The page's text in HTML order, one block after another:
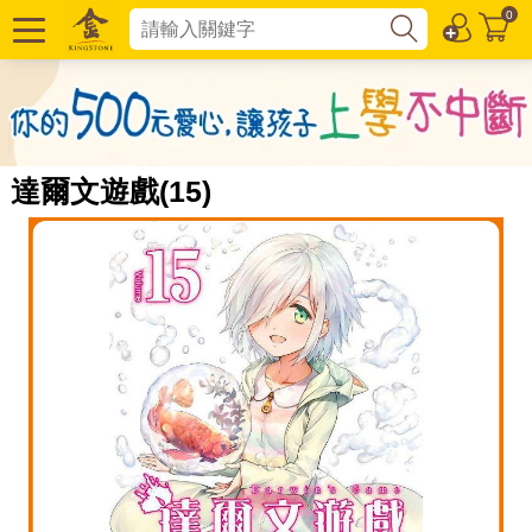
0
達爾文遊戲(15)